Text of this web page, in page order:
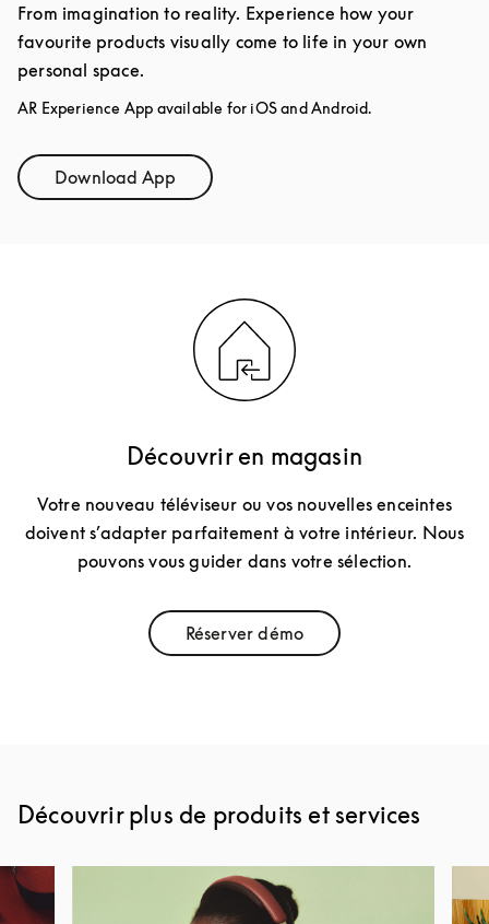
From imagination to reality. Experience how your
favourite products visually come to life in your own
personal space.
AR Experience App available for iOS and Android.
Download AppLink Opens in New Tab
Découvrir en magasin
Votre nouveau téléviseur ou vos nouvelles enceintes
doivent s’adapter parfaitement à votre intérieur. Nous
pouvons vous guider dans votre sélection.
Réserver démo
Link Opens in New Tab
Découvrir plus de produits et services